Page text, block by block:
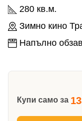
280 кв.м.
Зимно кино
Напълно
Купи само за